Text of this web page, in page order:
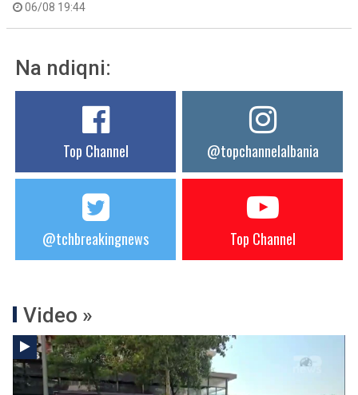
06/08 19:44
Na ndiqni:
Top Channel @topchannelalbania
@tchbreakingnews Top Channel
Video »